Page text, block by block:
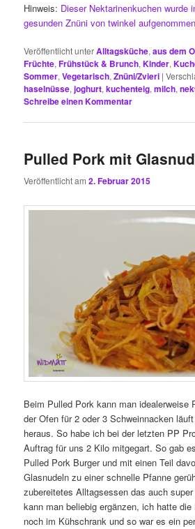
Hinweis: Dieser Nektarinenkuchen wurde
gesunden Znüni von twinkel
Veröffentlicht unterAlltagsküche,aus dem
Früchte,Frühstück & Brunch,Kinder,
Sommer,Vegetarisch,Znüni/Zvieri |
haselnüsse,joghurt,kuchenteig,milch,
Schreibe einen Kommentar
Pulled Pork mit
Veröffentlicht am2. Februar 2015
Beim Pulled Pork kann man idealerweise
der Ofen für 2 oder 3 Schweinnacken
heraus. So habe ich bei der letzten PP
Auftrag für uns 2 Kilo mitgegart. So gab
Pulled Pork Burger und mit einen Teil
Glasnudeln zu einer schnelle Pfanne
zubereitetes Alltagsessen das auch
kann man beliebig ergänzen, ich hatte die
noch im Kühschrank und so war es ein